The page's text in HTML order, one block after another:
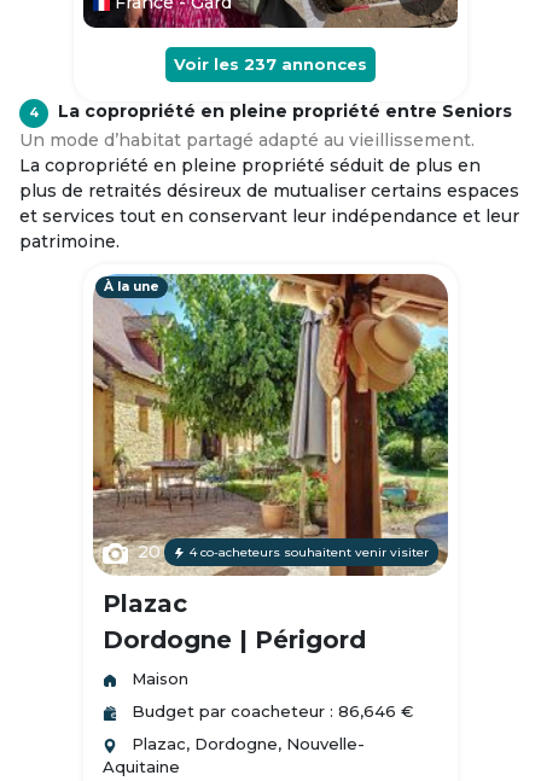
Voir les 237 annonces
4
La copropriété en pleine propriété entre Seniors
Un mode d’habitat partagé adapté au vieillissement.
La copropriété en pleine propriété séduit de plus en
plus de retraités désireux de mutualiser certains espaces
et services tout en conservant leur indépendance et leur
patrimoine.
À la une
20 4 co-acheteurs souhaitent venir visiter
Plazac
Dordogne | Périgord
Maison
Budget par coacheteur : 86,646 €
Plazac, Dordogne, Nouvelle-
Aquitaine